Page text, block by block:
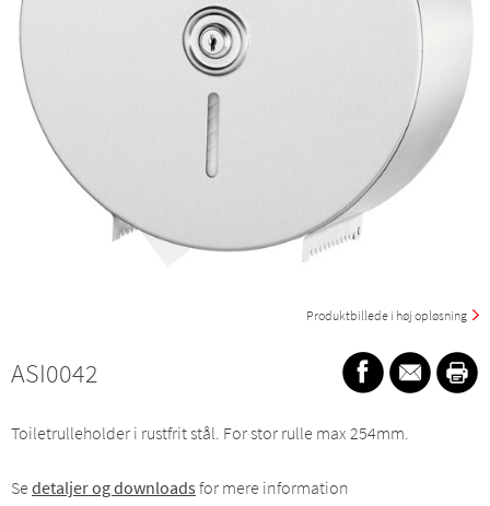
Søg:
Produktbillede i høj opløsning
ASI0042
Toiletrulleholder i rustfrit stål. For stor rulle max 254mm.
Se detaljer og downloads for mere information